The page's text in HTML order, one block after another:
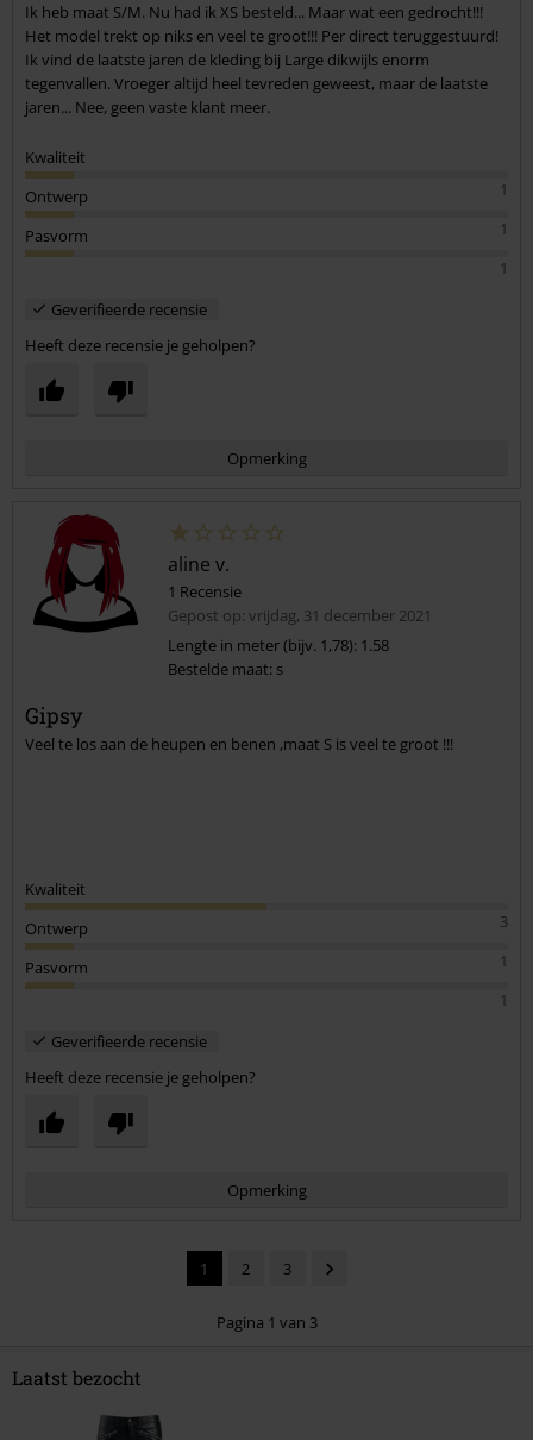
Ik heb maat S/M. Nu had ik XS besteld... Maar wat een gedrocht!!!
Het model trekt op niks en veel te groot!!! Per direct teruggestuurd!
Ik vind de laatste jaren de kleding bij Large dikwijls enorm
tegenvallen. Vroeger altijd heel tevreden geweest, maar de laatste
jaren... Nee, geen vaste klant meer.
Kwaliteit
1
Ontwerp
1
Pasvorm
1
Geverifieerde recensie
Heeft deze recensie je geholpen?
Opmerking
Commentaar versturen
aline v.
1 Recensie
Gepost op: vrijdag, 31 december 2021
Lengte in meter (bijv. 1,78): 1.58
Bestelde maat: s
Gipsy
Veel te los aan de heupen en benen ,maat S is veel te groot !!!
Kwaliteit
3
Ontwerp
1
Pasvorm
1
Geverifieerde recensie
Heeft deze recensie je geholpen?
Opmerking
Commentaar versturen
1 2 3
Pagina 1 van 3
Laatst bezocht